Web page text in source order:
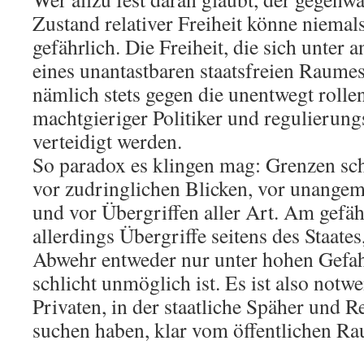
Zustand relativer Freiheit könne
gefährlich. Die Freiheit, die sich unter
eines unantastbaren staatsfreien
nämlich stets gegen die unentwegt
machtgieriger Politiker und
verteidigt werden.
So paradox es klingen mag: Grenzen
vor zudringlichen Blicken, vor
und vor Übergriffen aller Art. Am
allerdings Übergriffe seitens des
Abwehr entweder nur unter hohen
schlicht unmöglich ist. Es ist also
Privaten, in der staatliche Späher und
suchen haben, klar vom öffentlichen